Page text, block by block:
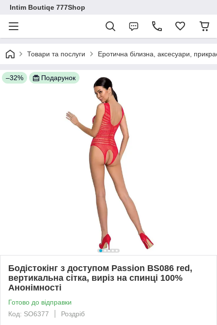
Intim Boutiqe 777Shop
Товари та послуги Еротична білизна, аксесуари,
–32% Подарунок
Бодістокінг з доступом Passion BS086 red,
вертикальна сітка, виріз на спинці 100%
Анонімності
Готово до відправки
Код: SO6377
Роздріб